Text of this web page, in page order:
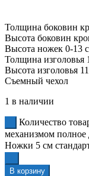
Толщина боковин
Высота боковин
Высота ножек 0-13
Толщина изголовья
Высота изголовья
Съемный чехол
1 в наличии
Количество
механизмом полное
Ножки 5 см
В корзину